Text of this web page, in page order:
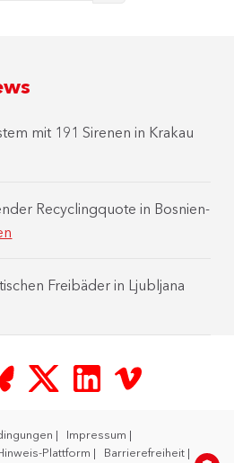
mit 191 Sirenen in Krakau
Recyclingquote in Bosnien-
Freibäder in Ljubljana
Impressum
Plattform Barrierefreiheit